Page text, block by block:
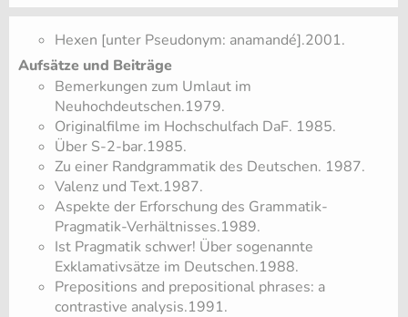
Hexen [unter Pseudonym: anamandé].2001.
Aufsätze und Beiträge
Bemerkungen zum Umlaut im
Neuhochdeutschen.1979.
Originalfilme im Hochschulfach DaF. 1985.
Über S-2-bar.1985.
Zu einer Randgrammatik des Deutschen. 1987.
Valenz und Text.1987.
Aspekte der Erforschung des Grammatik-
Pragmatik-Verhältnisses.1989.
Ist Pragmatik schwer! Über sogenannte
Exklamativsätze im Deutschen.1988.
Prepositions and prepositional phrases: a
contrastive analysis.1991.